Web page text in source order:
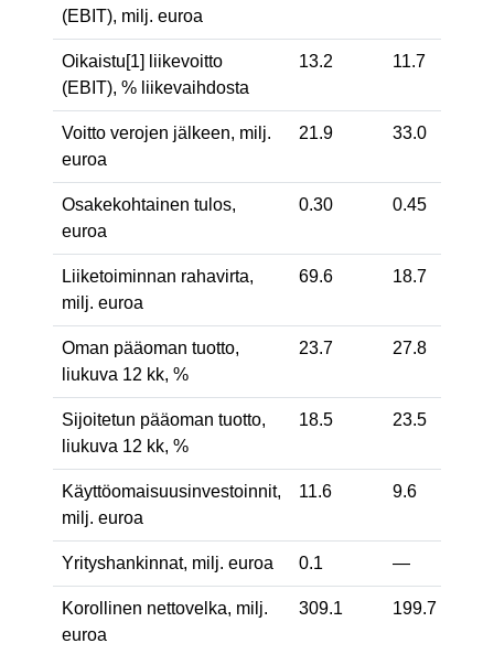
(EBIT), milj. euroa
Oikaistu[1]
liikevoitto
(EBIT), % liikevaihdosta
13.2 11.7
Voitto verojen jälkeen, milj.
euroa
21.9 33.0
Osakekohtainen tulos,
euroa
0.30 0.45
Liiketoiminnan rahavirta,
milj. euroa
69.6 18.7
Oman pääoman tuotto,
liukuva 12 kk, %
23.7 27.8
Sijoitetun pääoman tuotto,
liukuva 12 kk, %
18.5 23.5
Käyttöomaisuusinvestoinnit,
milj. euroa
11.6 9.6
Yrityshankinnat, milj. euroa 0.1 —
Korollinen nettovelka, milj.
euroa
309.1 199.7